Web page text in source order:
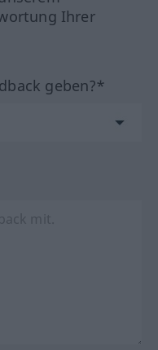
Ihrer
geben?*